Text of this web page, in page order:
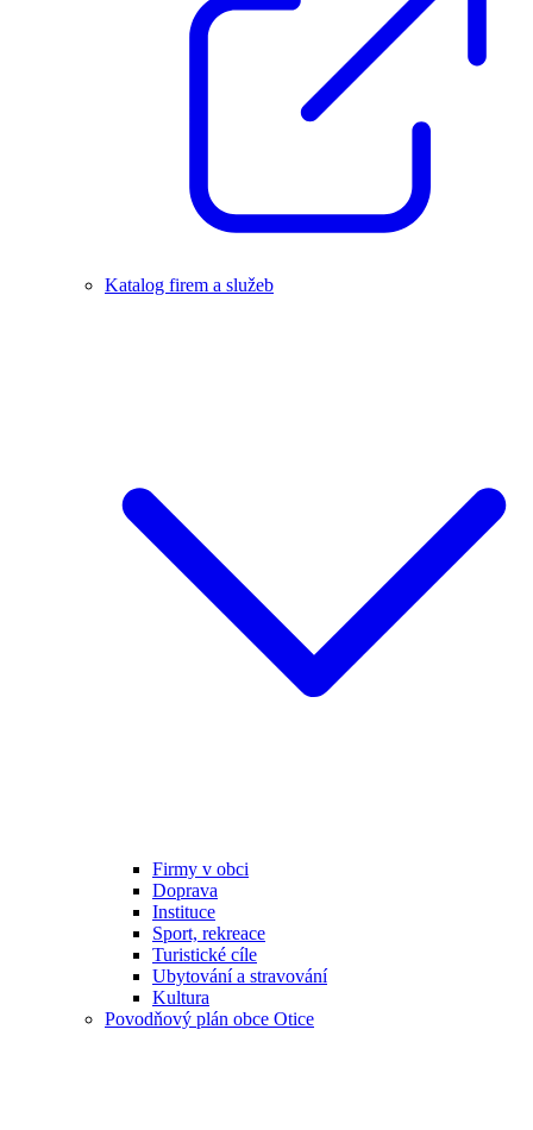
Katalog firem a služeb
Firmy v obci
Doprava
Instituce
Sport, rekreace
Turistické cíle
Ubytování a stravování
Kultura
Povodňový plán obce Otice